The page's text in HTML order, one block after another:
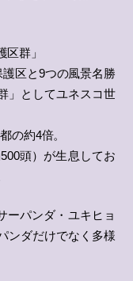
群」
区と9つの風景名勝
」としてユネスコ世
の約4倍。
頭）が生息してお
ーパンダ・ユキヒョ
ンダだけでなく多様